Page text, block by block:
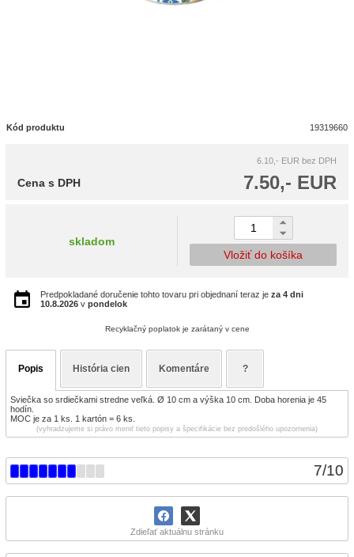
7/10
Zdieľať aktuálnu stránku
Kód produktu 19319660
6.10,- EUR bez DPH
7.50,- EUR
Cena s DPH
skladom
Vložiť do košíka
Predpokladané doručenie tohto tovaru pri objednaní teraz je za 4 dni
10.8.2026 v pondelok
Recyklačný poplatok je zarátaný v cene
Popis História cien Komentáre ?
Sviečka so srdiečkami stredne veľká. Ø 10 cm a výška 10 cm. Doba horenia je 45
hodín.
MOC je za 1 ks. 1 kartón = 6 ks.
(vyhradzujeme si právo meniť tieto popisy a špecifikácie bez predošlého upozornenia)